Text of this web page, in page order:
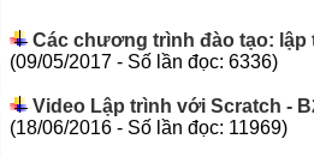
Các chương trình đào tạo:
(09/05/2017 - Số lần đọc: 6336)
Video Lập trình với Scratch -
(18/06/2016 - Số lần đọc: 11969)